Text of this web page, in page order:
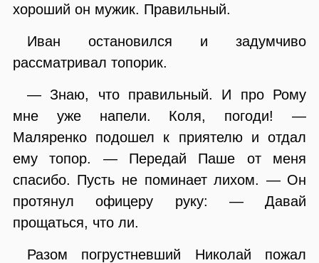
хороший он мужик. Правильный.
Иван остановился и задумчиво
рассматривал топорик.
— Знаю, что правильный. И про Рому
мне уже напели. Коля, погоди! —
Маляренко подошел к приятелю и отдал
ему топор. — Передай Паше от меня
спасибо. Пусть не поминает лихом. — Он
протянул офицеру руку: — Давай
прощаться, что ли.
Разом погрустневший Николай пожал